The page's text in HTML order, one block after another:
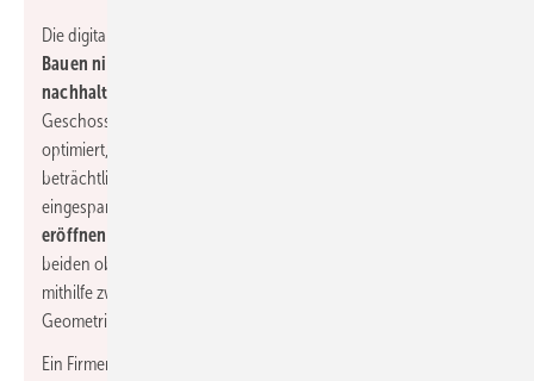
Die digitalen Technologien haben zum Ziel, das
Bauen nicht nur effizienter zu machen, sondern auch
nachhaltiger.
Geschossdecke des DFAB House statisch und strukturell so
optimiert, dass gegenüber einer herkömmlichen Betondecke
beträchtliche Mengen an Material und damit an Gewicht
eingespart werden können.
eröffnen die Technologien neue Möglichkeiten.
beiden oberen Wohngeschosse von Holzrahmen geprägt, die
mithilfe zweier Bauroboter hergestellt und in komplexer
Geometrie angeordnet wurden.
Ein Firmenkonsortium unter Leitung der digitalStrom AG hat im